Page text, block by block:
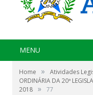
MENU
Home » Atividades
ORDINÁRIA DA 20ª
2018 » 77